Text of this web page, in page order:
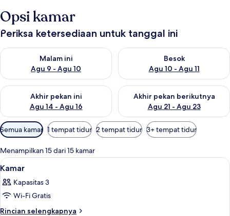
Opsi kamar
Periksa ketersediaan untuk tanggal ini
Malam ini
Agu 9 - Agu 10
Periksa ketersediaan untuk malam ini Agu 9 - Agu 10
Besok
Agu 10 - Agu 11
Periksa ketersediaan untuk
Akhir pekan ini
Agu 14 - Agu 16
Periksa ketersediaan untuk akhir pekan ini Agu 14 - Agu 16
Akhir pekan berikutnya
Agu 21 - Agu 23
Periksa ketersediaan untuk
Filter
tersedia
untuk
kamar
Semua kamar 1 tempat tidur 2 tempat tidur 3+ tempat tidur
Menampilkan 15 dari 15 kamar
Lihat
semua
foto
untuk
Kamar
Seprai premium, brankas, meja kerja,
7
Kamar
Kapasitas 3
Wi-Fi Gratis
Rincian selengkapnya
Rincian